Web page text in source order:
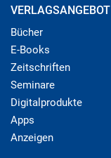
VERLAGSANGEBOT
Bücher
E-Books
Zeitschriften
Seminare
Digitalprodukte
Apps
Anzeigen